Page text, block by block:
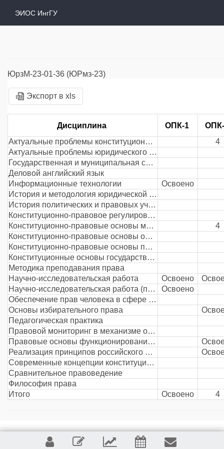
ЭИОС ИнгГУ
ЮрзМ-23-01-36 (ЮРмз-23)
Экспорт в xls
Дисциплина ОПК-1
Актуальные проблемы конституционного и муниципального права
4
Актуальные проблемы юридического образования и науки
Государственная и муниципальная служба в Российской Федерации
Деловой английский язык
Информационные технологии
Освоено
История и методология юридической науки
История политических и правовых учений
Конституционно-правовое регулирование и реализация личных прав и свобод человека и гражданина в Российской федерации
Конституционно-правовые основы местного самоуправления в Российской Федерации
4
Конституционно-правовые основы организации законодательной и исполнительной власти в субъектах Российской Федерации
Конституционно-правовые основы противодействия коррупции
Конституционные основы государственной защиты прав и свобод человека и гражданина в Российской Федерации
Методика преподавания права
Научно-исследовательская работа
Освоено
Научно-исследовательская работа (получение первичных навыков научно-исследовательской работы)
Освоено
Обеспечение прав человека в сфере государственной власти Уполномоченным по правам человека
Основы избирательного права
Педагогическая практика
Правовой мониторинг в механизме обеспечения единого правового пространства
Правовые основы функционирования политических партий в РФ
Реализация принципов российского федерализма в организации и деятельности органов государственной власти
Современные концепции конституционно-правовой науки Российской Федерации
Сравнительное правоведение
Философия права
Итого
Освоено 4